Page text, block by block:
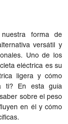
nuestra forma de
versátil y
Uno de los
eléctrica es su
ligera y cómo
ti? En esta guía
sobre el peso
en él y cómo